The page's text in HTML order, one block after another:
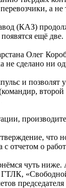
а не
(КАЗ)
ещё две.
Олег
не сделано ни
и позволят
о
чуть